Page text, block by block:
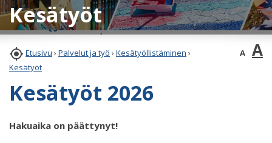
Kesätyöt
 Etusivu › Palvelut ja työ › Kesätyöllistäminen ›
Kesätyöt
A A
Kesätyöt 2026
Hakuaika on päättynyt!